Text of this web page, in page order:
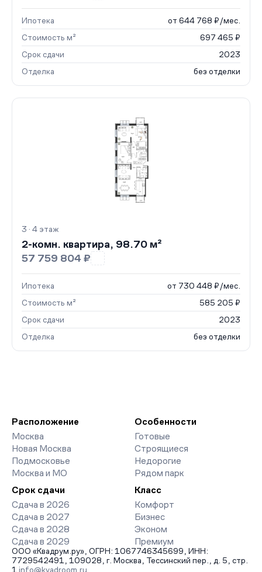
Ипотека
от 644 768 ₽/мес.
Стоимость м²
697 465 ₽
Срок сдачи
2023
Отделка
без отделки
3 · 4 этаж
2-комн. квартира, 98.70 м²
57 759 804 ₽
Ипотека
от 730 448 ₽/мес.
Стоимость м²
585 205 ₽
Срок сдачи
2023
Отделка
без отделки
Расположение
Москва
Новая Москва
Подмосковье
Москва и МО
Особенности
Готовые
Строящиеся
Недорогие
Рядом парк
Срок сдачи
Сдача в 2026
Сдача в 2027
Сдача в 2028
Сдача в 2029
Класс
Комфорт
Бизнес
Эконом
Премиум
ООО «Квадрум.ру», ОГРН: 1067746345699, ИНН:
7729542491, 109028, г. Москва, Тессинский пер., д. 5, стр.
1 info@kvadroom.ru